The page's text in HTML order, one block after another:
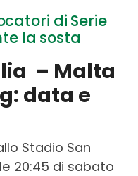
di Serie
la sosta
– Malta
data e
Stadio San
20:45 di sabato